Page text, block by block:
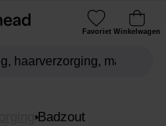
Favoriet Winkelwagen
Badzout